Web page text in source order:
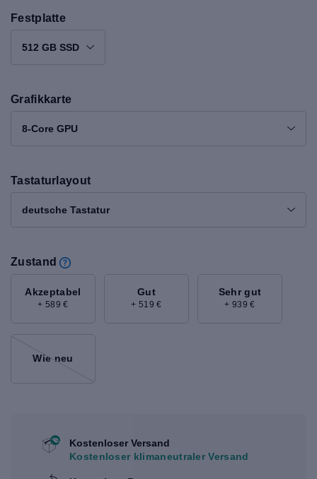
Festplatte
512 GB SSD
Grafikkarte
8-Core GPU
Tastaturlayout
deutsche Tastatur
Zustand
Akzeptabel
+ 589 €
Gut
+ 519 €
Sehr gut
+ 939 €
Wie neu
Kostenloser Versand
Kostenloser klimaneutraler Versand